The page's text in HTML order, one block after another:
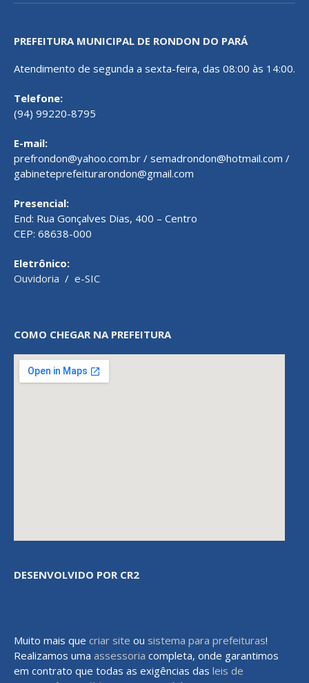
PREFEITURA MUNICIPAL DE RONDON DO PARÁ
Atendimento de segunda a sexta-feira, das 08:00 às 14:00.
Telefone:
(94) 99220-8795
E-mail:
prefrondon@yahoo.com.br / semadrondon@hotmail.com /
gabineteprefeiturarondon@gmail.com
Presencial:
End: Rua Gonçalves Dias, 400 – Centro
CEP: 68638-000
Eletrônico:
Ouvidoria / e-SIC
COMO CHEGAR NA PREFEITURA
DESENVOLVIDO POR CR2
Muito mais que criar site ou sistema para prefeituras!
Realizamos uma assessoria completa, onde garantimos
em contrato que todas as exigências das leis de